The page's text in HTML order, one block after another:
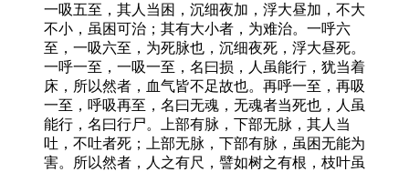
一吸五至，其人当困，沉细夜加，浮大昼加，不大
不小，虽困可治；其有大小者，为难治。一呼六
至，一吸六至，为死脉也，沉细夜死，浮大昼死。
一呼一至，一吸一至，名曰损，人虽能行，犹当着
床，所以然者，血气皆不足故也。再呼一至，再吸
一至，呼吸再至，名曰无魂，无魂者当死也，人虽
能行，名曰行尸。上部有脉，下部无脉，其人当
吐，不吐者死；上部无脉，下部有脉，虽困无能为
害。所以然者，人之有尺，譬如树之有根，枝叶虽